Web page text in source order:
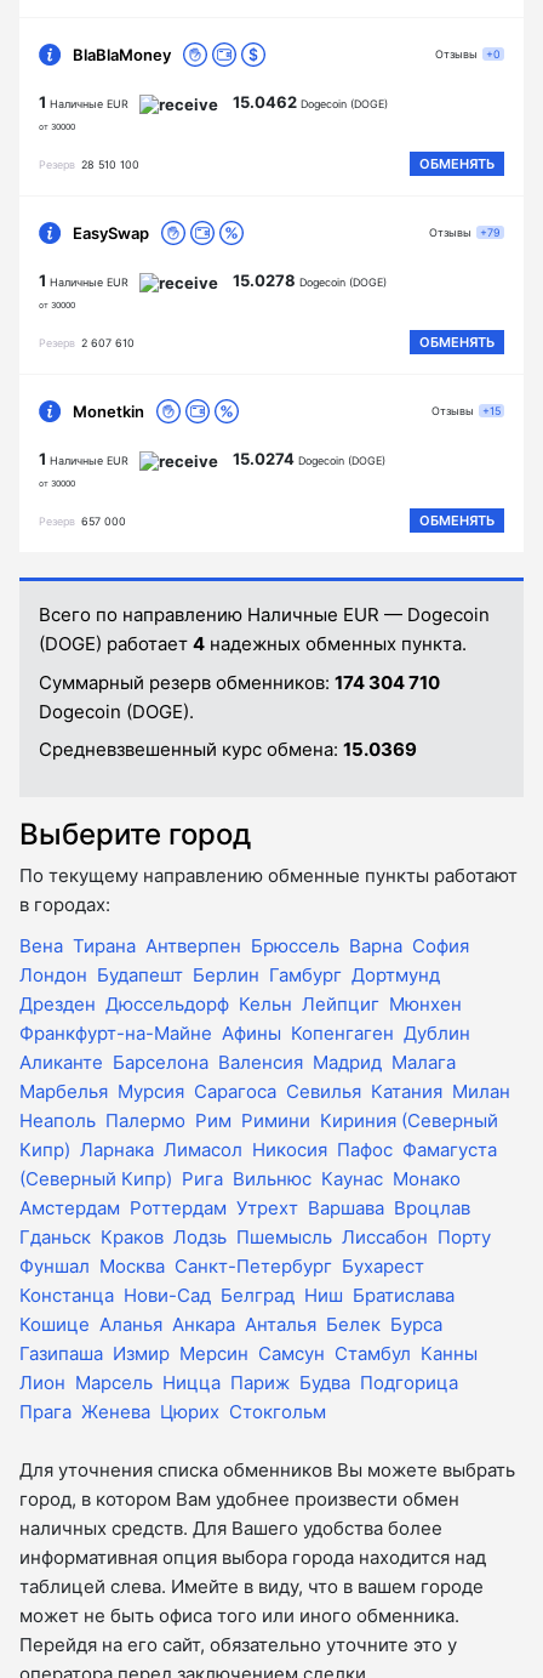
BlaBlaMoney
1 Наличные EUR
от 30000
15.0462 Dogecoin (DOGE)
Резерв 28 510 100 ОБМЕНЯТЬ
Отзывы +0
EasySwap
1 Наличные EUR
от 30000
15.0278 Dogecoin (DOGE)
Резерв 2 607 610 ОБМЕНЯТЬ
Отзывы +79
Monetkin
1 Наличные EUR
от 30000
15.0274 Dogecoin (DOGE)
Резерв 657 000 ОБМЕНЯТЬ
Отзывы +15
Всего по направлению Наличные EUR — Dogecoin
(DOGE) работает 4 надежных обменных пункта.
Суммарный резерв обменников: 174 304 710
Dogecoin (DOGE).
Средневзвешенный курс обмена: 15.0369
Выберите город
По текущему направлению обменные пункты работают
в городах:
Вена Тирана Антверпен Брюссель Варна София
Лондон Будапешт Берлин Гамбург Дортмунд
Дрезден Дюссельдорф Кельн Лейпциг Мюнхен
Франкфурт-на-Майне Афины Копенгаген Дублин
Аликанте Барселона Валенсия Мадрид Малага
Марбелья Мурсия Сарагоса Севилья Катания Милан
Неаполь Палермо Рим Римини Кириния (Северный
Кипр) Ларнака Лимасол Никосия Пафос Фамагуста
(Северный Кипр) Рига Вильнюс Каунас Монако
Амстердам Роттердам Утрехт Варшава Вроцлав
Гданьск Краков Лодзь Пшемысль Лиссабон Порту
Фуншал Москва Санкт-Петербург Бухарест
Констанца Нови-Сад Белград Ниш Братислава
Кошице Аланья Анкара Анталья Белек Бурса
Газипаша Измир Мерсин Самсун Стамбул Канны
Лион Марсель Ницца Париж Будва Подгорица
Прага Женева Цюрих Стокгольм
Для уточнения списка обменников Вы можете выбрать
город, в котором Вам удобнее произвести обмен
наличных средств. Для Вашего удобства более
информативная опция выбора города находится над
таблицей слева. Имейте в виду, что в вашем городе
может не быть офиса того или иного обменника.
Перейдя на его сайт, обязательно уточните это у